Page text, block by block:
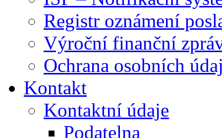
Registr oznámení
Výroční finanční
Ochrana osobních
Kontakt
Kontaktní údaje
Podatelna